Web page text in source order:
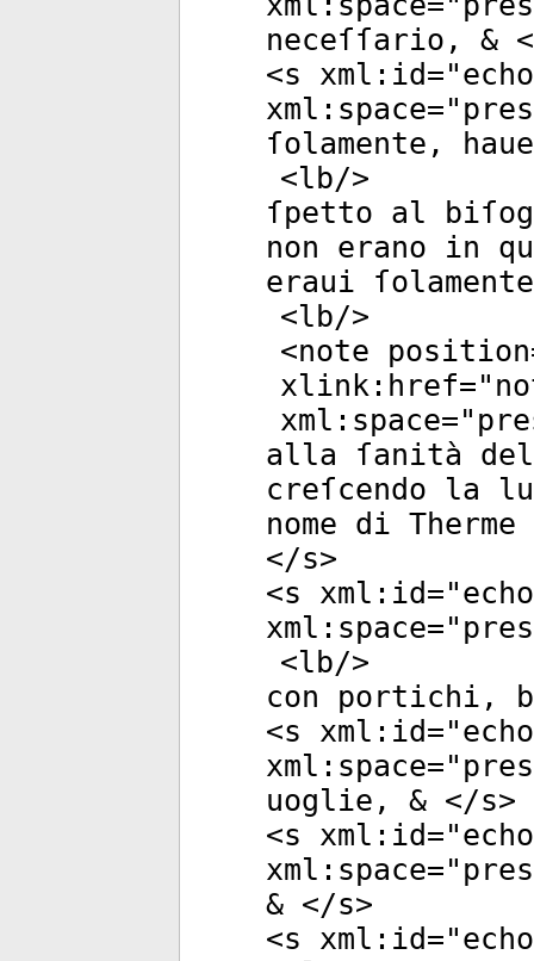
neceſſario, &
<s xml:id="
xml:space="
ſolamente,
<lb/>
ſpetto al
non erano in
eraui
<lb/>
<note position
xlink:href="
xml:space="
alla ſanità
creſcendo la
nome di
</s>
<s xml:id="
xml:space="
<lb/>
con portichi,
<s xml:id="
xml:space="
uoglie, & </s>
<s xml:id="
xml:space="
& </s>
<s xml:id="